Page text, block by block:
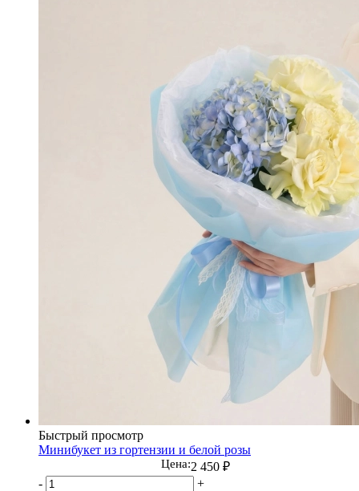
Быстрый просмотр
Минибукет из гортензии и белой розы
Цена:2 450 ₽
-
+